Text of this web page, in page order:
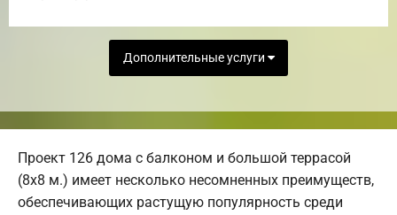
Дополнительные услуги
Проект 126 дома с балконом и большой террасой
(8х8 м.) имеет несколько несомненных преимуществ,
обеспечивающих растущую популярность среди